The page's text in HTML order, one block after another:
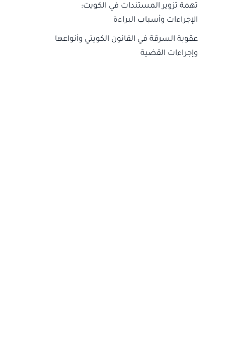
تهمة تزوير المستندات في الكويت:
الإجراءات وأسباب البراءة
عقوبة السرقة في القانون الكويتي وأنواعها
وإجراءات القضية